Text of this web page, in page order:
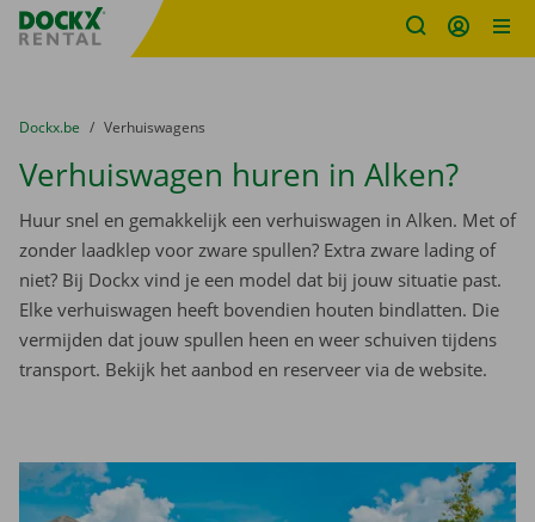
Fratello DEMO
U bevindt zich hier:
van
Dockx.be naar
Verhuiswagens
Verhuiswagen huren in Alken?
Huur snel en gemakkelijk een verhuiswagen in Alken. Met of
zonder laadklep voor zware spullen? Extra zware lading of
niet? Bij Dockx vind je een model dat bij jouw situatie past.
Elke verhuiswagen heeft bovendien houten bindlatten. Die
vermijden dat jouw spullen heen en weer schuiven tijdens
transport. Bekijk het aanbod en reserveer via de website.